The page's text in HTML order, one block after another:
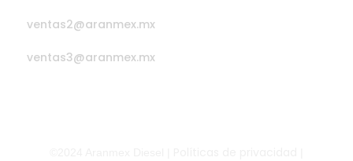
ventas2@aranmex.mx
ventas3@aranmex.mx